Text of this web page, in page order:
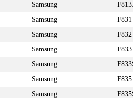
Samsung
Samsung
F831
Samsung
F832
Samsung
F833
Samsung
Samsung
F835
Samsung